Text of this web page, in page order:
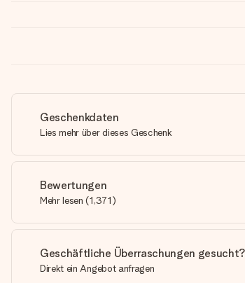
Geschenkdaten
Lies mehr über dieses Geschenk
Bewertungen
Mehr lesen (1,371)
Geschäftliche Überraschungen gesucht?
Direkt ein Angebot anfragen